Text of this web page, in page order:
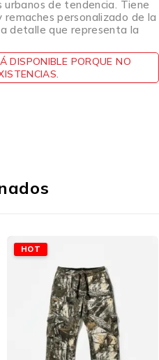
de tendencia. Tiene
personalizado de la
detalle que representa la
DISPONIBLE PORQUE NO
HOT